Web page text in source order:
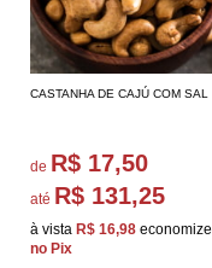
CASTANHA DE CAJÚ COM SAL
de R$ 17,50
até R$ 131,25
à vista R$ 16,98 economize
no Pix